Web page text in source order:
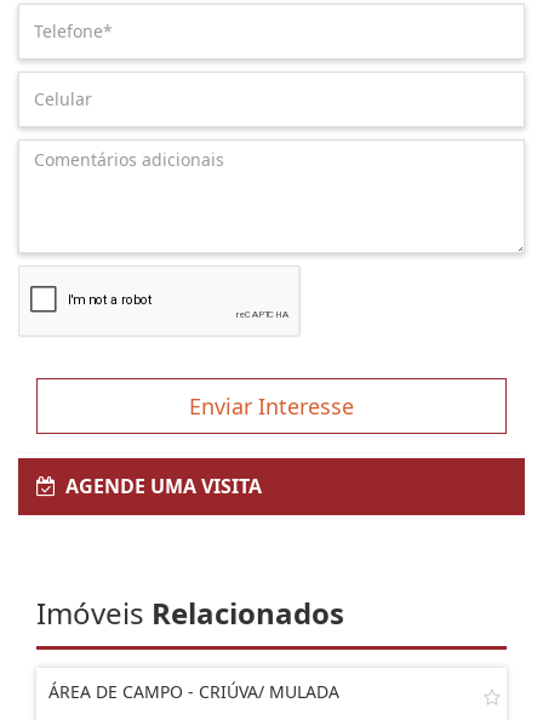
Enviar Interesse
AGENDE UMA VISITA
Imóveis Relacionados
ÁREA DE CAMPO - CRIÚVA/ MULADA